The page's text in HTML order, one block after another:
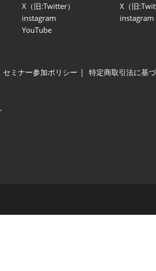
X（旧:Twitter）
instagram
YouTube
X（旧
instagram
セミナー参加ポリシー
特定商取引法に基